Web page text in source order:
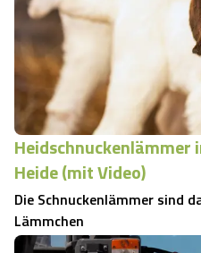
Heidschnuckenlämmer
Heide (mit Video)
Die Schnuckenlämmer sind
Lämmchen